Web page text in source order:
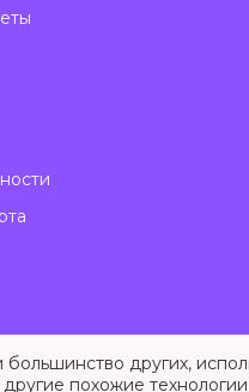
большинство других,
похожие